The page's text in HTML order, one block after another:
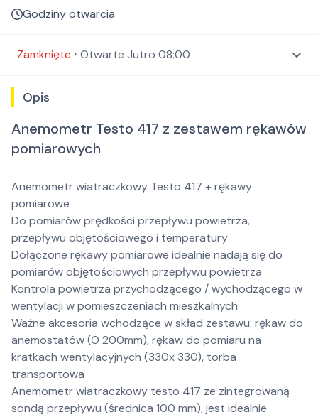
Godziny otwarcia
Zamknięte ⋅ Otwarte Jutro 08:00
Opis
Anemometr Testo 417 z zestawem rękawów
pomiarowych
Anemometr wiatraczkowy Testo 417 + rękawy
pomiarowe
Do pomiarów prędkości przepływu powietrza,
przepływu objętościowego i temperatury
Dołączone rękawy pomiarowe idealnie nadają się do
pomiarów objętościowych przepływu powietrza
Kontrola powietrza przychodzącego / wychodzącego w
wentylacji w pomieszczeniach mieszkalnych
Ważne akcesoria wchodzące w skład zestawu: rękaw do
anemostatów (O 200mm), rękaw do pomiaru na
kratkach wentylacyjnych (330x 330), torba
transportowa
Anemometr wiatraczkowy testo 417 ze zintegrowaną
sondą przepływu (średnica 100 mm), jest idealnie